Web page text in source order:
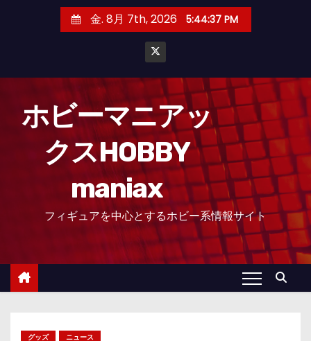
金. 8月 7th, 2026 5:44:38 PM
ホビーマニアッ
クスHOBBY
maniax
フィギュアを中心とするホビー系情報サイト
グッズ ニュース